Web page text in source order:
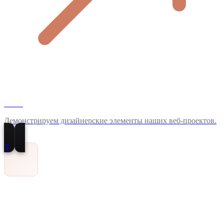
Демонстрируем дизайнерские элементы наших веб-проектов.
T